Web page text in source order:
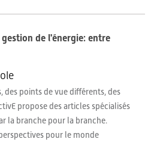
de l'énergie: entre
des points de vue différents, des
propose des articles spécialisés
la branche pour la branche.
pour le monde